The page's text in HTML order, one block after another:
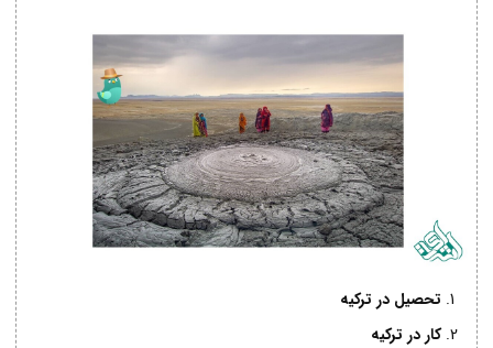
تحصیل در ترکیه
کار در ترکیه